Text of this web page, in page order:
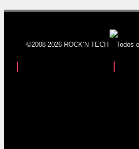
©2008-2026 ROCK’N TECH – Todos